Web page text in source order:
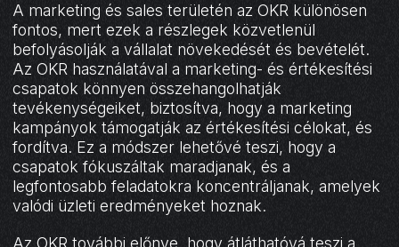
A marketing és sales területén az OKR különösen
fontos, mert ezek a részlegek közvetlenül
befolyásolják a vállalat növekedését és bevételét.
Az OKR használatával a marketing- és értékesítési
csapatok könnyen összehangolhatják
tevékenységeiket, biztosítva, hogy a marketing
kampányok támogatják az értékesítési célokat, és
fordítva. Ez a módszer lehetővé teszi, hogy a
csapatok fókuszáltak maradjanak, és a
legfontosabb feladatokra koncentráljanak, amelyek
valódi üzleti eredményeket hoznak.
Az OKR további előnye, hogy átláthatóvá teszi a